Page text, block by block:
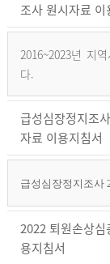
조사 원시자료 이
2016~2023년 지
다.
급성심장정지조
자료 이용지침서
급성심장정지조사
2022 퇴원손상심
용지침서